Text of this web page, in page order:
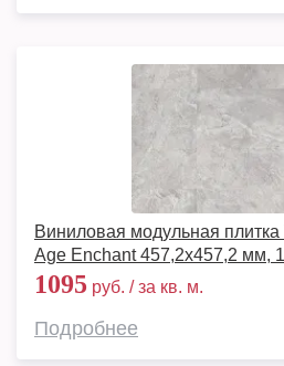
Виниловая модульная
Age Enchant 457,2x457,2 мм,
1095 руб. / за кв. м.
Подробнее